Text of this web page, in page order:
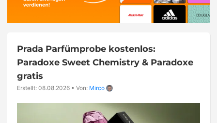
Prada Parfümprobe kostenlos:
Paradoxe Sweet Chemistry & Paradoxe
gratis
Erstellt: 08.08.2026 • Von: Mirco